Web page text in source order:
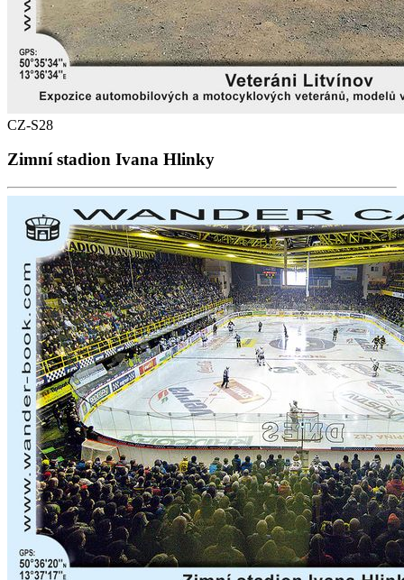
CZ-S28
Zimní stadion Ivana Hlinky